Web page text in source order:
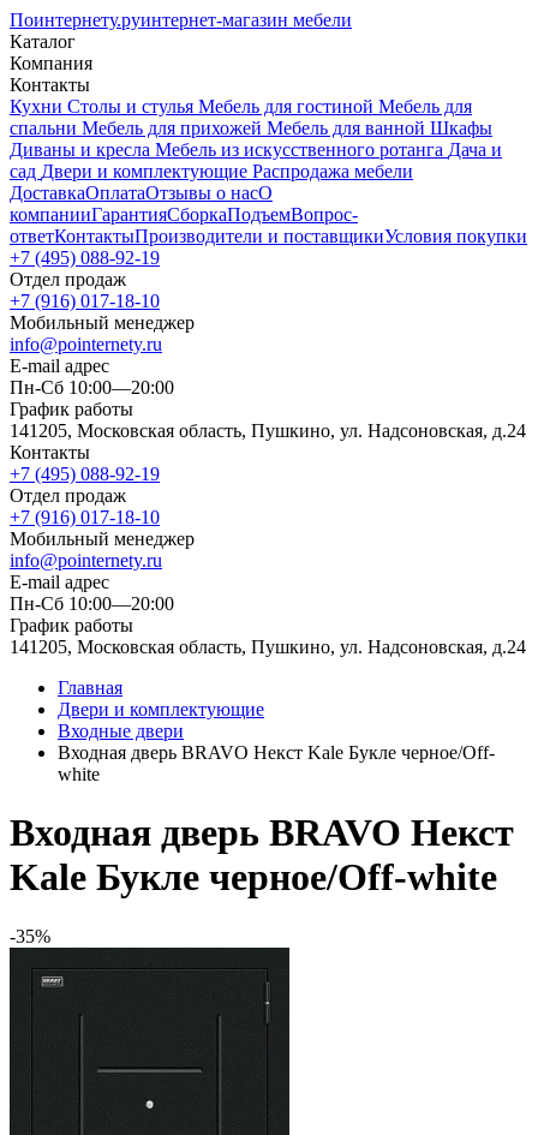
Поинтернету.руинтернет-магазин мебели
Каталог
Компания
Контакты
Кухни Столы и стулья Мебель для гостиной Мебель для
спальни Мебель для прихожей Мебель для ванной Шкафы
Диваны и кресла Мебель из искусственного ротанга Дача и
сад Двери и комплектующие Распродажа мебели
ДоставкаОплатаОтзывы о насО
компанииГарантияСборкаПодъемВопрос-
ответКонтактыПроизводители и поставщикиУсловия покупки
+7 (495) 088-92-19
Отдел продаж
+7 (916) 017-18-10
Мобильный менеджер
info@pointernety.ru
E-mail адрес
Пн-Сб 10:00—20:00
График работы
141205, Московская область, Пушкино, ул. Надсоновская, д.24
Контакты
+7 (495) 088-92-19
Отдел продаж
+7 (916) 017-18-10
Мобильный менеджер
info@pointernety.ru
E-mail адрес
Пн-Сб 10:00—20:00
График работы
141205, Московская область, Пушкино, ул. Надсоновская, д.24
Главная
Двери и комплектующие
Входные двери
Входная дверь BRAVO Некст Kale Букле черное/Off-
white
Входная дверь BRAVO Некст
Kale Букле черное/Off-white
-35%